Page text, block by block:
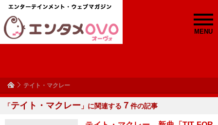
MENU
テイト・マクレー
「テイト・マクレー 」に関連する ７ 件の記事